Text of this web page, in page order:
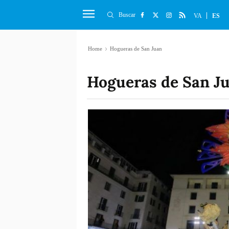
Buscar VA ES
Home Hogueras de San Juan
Hogueras de San